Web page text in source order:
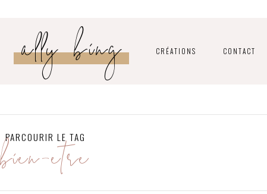
ally bing CRÉATIONS CONTACT
PARCOURIR LE TAG
bien-être